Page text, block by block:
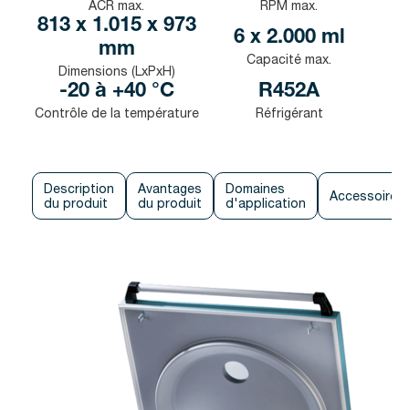
ACR max. RPM max.
813 x 1.015 x 973
mm
Dimensions (LxPxH)
6 x 2.000 ml
Capacité max.
-20 à +40 °C
Contrôle de la température
R452A
Réfrigérant
Description
du produit
Avantages
du produit
Domaines
d'application
Accessoires